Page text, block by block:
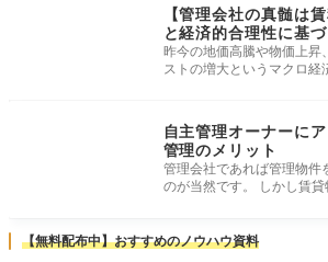
【管理会社の真髄は
と経済的合理性に基
解
昨今の地価高騰や物価上昇
ストの増大というマクロ経
自主管理オーナーに
管理のメリット
管理会社であれば管理物件
のが当然です。 しかし賃
【無料配布中】おすすめのノウハウ資料